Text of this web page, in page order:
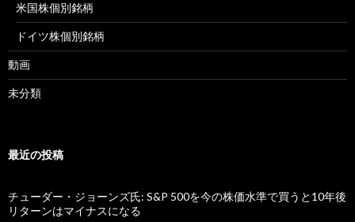
米国株個別銘柄
ドイツ株個別銘柄
動画
未分類
最近の投稿
チューダー・ジョーンズ氏: S&P 500を今の株価水準で買うと10年後
リターンはマイナスになる